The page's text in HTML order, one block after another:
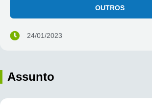
OUTROS
24/01/2023
Assunto